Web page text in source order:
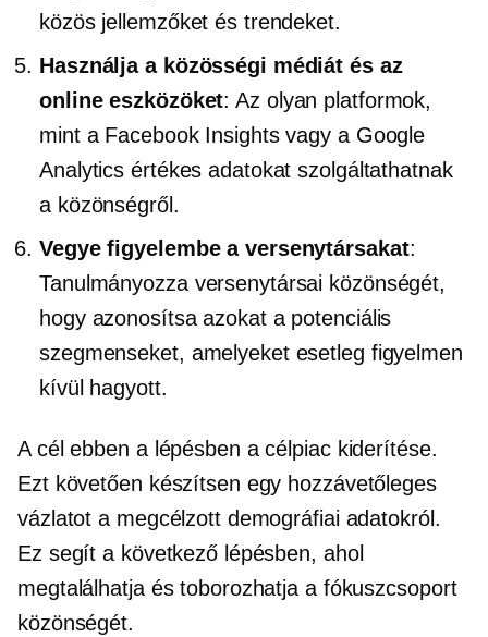
közös jellemzőket és trendeket.
Használja a közösségi médiát és az
online eszközöket: Az olyan platformok,
mint a Facebook Insights vagy a Google
Analytics értékes adatokat szolgáltathatnak
a közönségről.
Vegye figyelembe a versenytársakat:
Tanulmányozza versenytársai közönségét,
hogy azonosítsa azokat a potenciális
szegmenseket, amelyeket esetleg figyelmen
kívül hagyott.
A cél ebben a lépésben a célpiac kiderítése.
Ezt követően készítsen egy hozzávetőleges
vázlatot a megcélzott demográfiai adatokról.
Ez segít a következő lépésben, ahol
megtalálhatja és toborozhatja a fókuszcsoport
közönségét.